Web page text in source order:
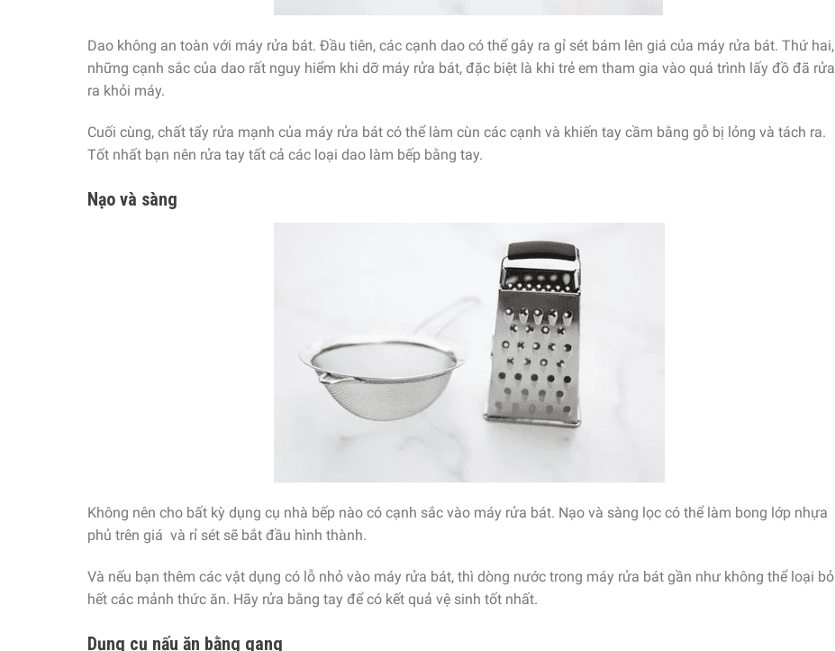
Dao không an toàn với máy rửa bát. Đầu tiên, các cạnh dao có thể gây ra gỉ sét bám lên giá của máy rửa bát. Thứ hai,
những cạnh sắc của dao rất nguy hiểm khi dỡ máy rửa bát, đặc biệt là khi trẻ em tham gia vào quá trình lấy đồ đã rửa
ra khỏi máy.
Cuối cùng, chất tẩy rửa mạnh của máy rửa bát có thể làm cùn các cạnh và khiến tay cầm bằng gỗ bị lỏng và tách ra.
Tốt nhất bạn nên rửa tay tất cả các loại dao làm bếp bằng tay.
Nạo và sàng
Không nên cho bất kỳ dụng cụ nhà bếp nào có cạnh sắc vào máy rửa bát. Nạo và sàng lọc có thể làm bong lớp nhựa
phủ trên giá và rỉ sét sẽ bắt đầu hình thành.
Và nếu bạn thêm các vật dụng có lỗ nhỏ vào máy rửa bát, thì dòng nước trong máy rửa bát gần như không thể loại bỏ
hết các mảnh thức ăn. Hãy rửa bằng tay để có kết quả vệ sinh tốt nhất.
Dụng cụ nấu ăn bằng gang